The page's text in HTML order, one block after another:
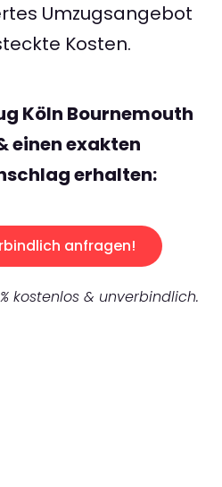
Umzugsangebot
Kosten.
Köln Bournemouth
einen exakten
erhalten:
anfragen!
kostenlos & unverbindlich.